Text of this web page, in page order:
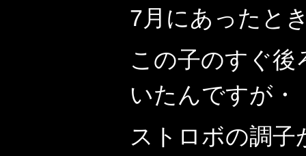
7月にあったと
この子のすぐ
いたんですが・
ストロボの調